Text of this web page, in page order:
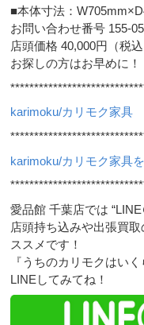
■本体寸法：
お問い合わせ番号 155-
店頭価格 40,000円（税込
お探しの方はお早めに！
karimoku/カリモク家具
karimoku/カリモク家具
愛品館 千葉店では “LINE
店頭持ち込みや出張買
ススメです！
『うちのカリモクはい
LINEしてみてね！